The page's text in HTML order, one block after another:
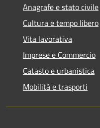
Anagrafe e stato civile
Cultura e tempo libero
Vita lavorativa
Imprese e Commercio
Catasto e urbanistica
Mobilità e trasporti